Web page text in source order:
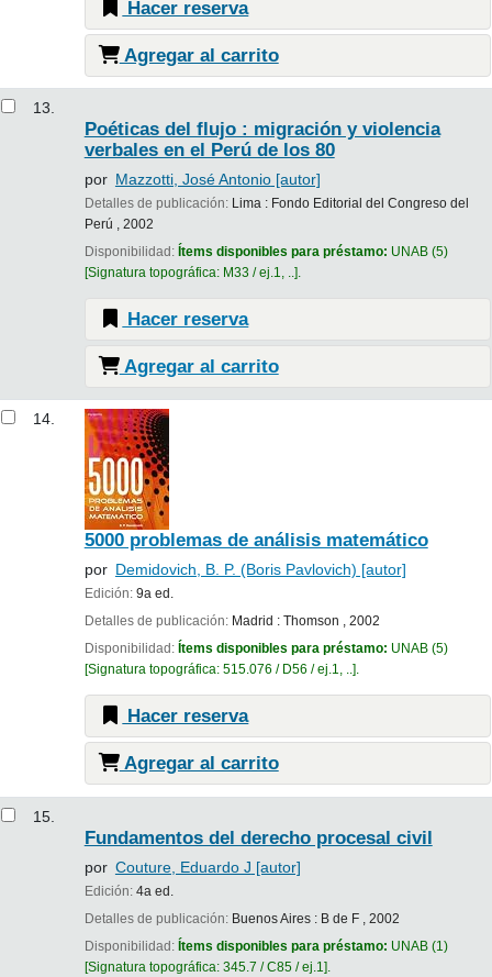
Hacer reserva
Agregar al carrito
13.
Poéticas del flujo : migración y violencia
verbales en el Perú de los 80
por Mazzotti, José Antonio[autor]
Detalles de publicación: Lima : Fondo Editorial del Congreso del
Perú , 2002
Disponibilidad: Ítems disponibles para préstamo: UNAB(5)
Signatura topográfica: M33 / ej.1, .. .
Hacer reserva
Agregar al carrito
14.
5000 problemas de análisis matemático
por Demidovich, B. P. (Boris Pavlovich) [autor]
Edición: 9a ed.
Detalles de publicación: Madrid : Thomson , 2002
Disponibilidad: Ítems disponibles para préstamo: UNAB(5)
Signatura topográfica: 515.076 / D56 / ej.1, .. .
Hacer reserva
Agregar al carrito
15.
Fundamentos del derecho procesal civil
por Couture, Eduardo J [autor]
Edición: 4a ed.
Detalles de publicación: Buenos Aires : B de F , 2002
Disponibilidad: Ítems disponibles para préstamo: UNAB(1)
Signatura topográfica: 345.7 / C85 / ej.1 .